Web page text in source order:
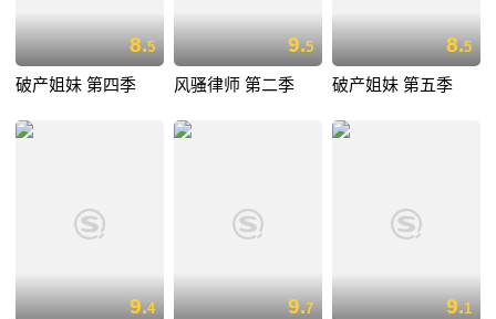
8.5
破产姐妹 第四季
9.5
风骚律师 第二季
8.5
破产姐妹 第五季
9.4 9.7 9.1